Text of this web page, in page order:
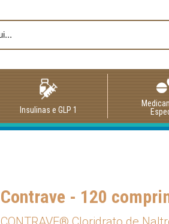
Insulinas e GLP 1
Contrave - 120